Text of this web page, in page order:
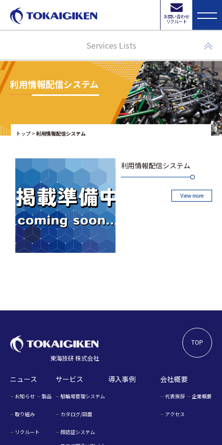
お問い合わせ
リクルート
Services Lists
利用情報配信システム
トップ >利用情報配信システム
利用情報配信システム
View more
TOP
東海技研 株式会社
ニュース
お知らせ 製品
取り組み
リクルート
サービス
駐輪場管理システム
カタログ/図面
顔認証システム
導入事例 会社概要
代表挨拶 企業概要
アクセス